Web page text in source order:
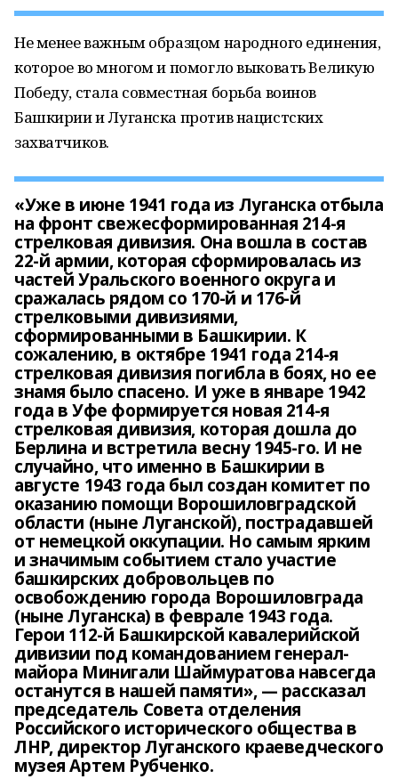
Не менее важным образцом народного единения,
которое во многом и помогло выковать Великую
Победу, стала совместная борьба воинов
Башкирии и Луганска против нацистских
захватчиков.
«Уже в июне 1941 года из Луганска отбыла
на фронт свежесформированная 214-я
стрелковая дивизия. Она вошла в состав
22-й армии, которая сформировалась из
частей Уральского военного округа и
сражалась рядом со 170-й и 176-й
стрелковыми дивизиями,
сформированными в Башкирии. К
сожалению, в октябре 1941 года 214-я
стрелковая дивизия погибла в боях, но ее
знамя было спасено. И уже в январе 1942
года в Уфе формируется новая 214-я
стрелковая дивизия, которая дошла до
Берлина и встретила весну 1945-го. И не
случайно, что именно в Башкирии в
августе 1943 года был создан комитет по
оказанию помощи Ворошиловградской
области (ныне Луганской), пострадавшей
от немецкой оккупации. Но самым ярким
и значимым событием стало участие
башкирских добровольцев по
освобождению города Ворошиловграда
(ныне Луганска) в феврале 1943 года.
Герои 112-й Башкирской кавалерийской
дивизии под командованием генерал-
майора Минигали Шаймуратова навсегда
останутся в нашей памяти», — рассказал
председатель Совета отделения
Российского исторического общества в
ЛНР, директор Луганского краеведческого
музея Артем Рубченко.